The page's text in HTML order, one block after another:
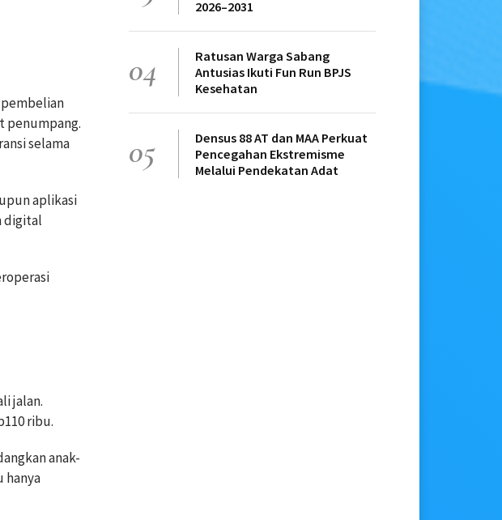
penumpang.
selama
aplikasi
digital
jalan.
ribu.
anak-
hanya
2026–2031
04
Ratusan Warga Sabang
Antusias Ikuti Fun Run BPJS
Kesehatan
05
Densus 88 AT dan MAA Perkuat
Pencegahan Ekstremisme
Melalui Pendekatan Adat